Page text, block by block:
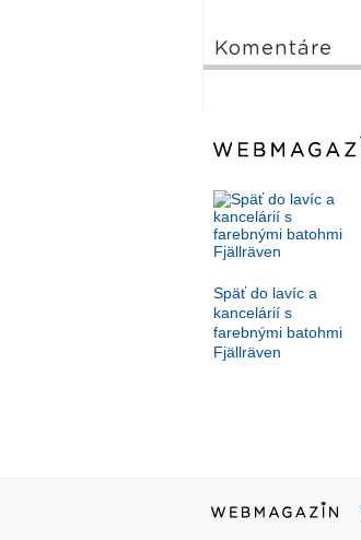
Komentáre
Späť do lavíc a
kancelárií s
farebnými batohmi
Fjällräven